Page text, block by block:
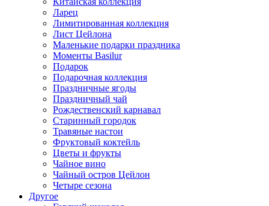
Ларец
Лимитированная коллекция
Лист Цейлона
Маленькие подарки праздника
Моменты Basilur
Подарок
Подарочная коллекция
Праздничные ягоды
Праздничный чай
Рождественский карнавал
Старинный городок
Травяные настои
Фруктовый коктейль
Цветы и фрукты
Чайное вино
Чайный остров Цейлон
Четыре сезона
Другое